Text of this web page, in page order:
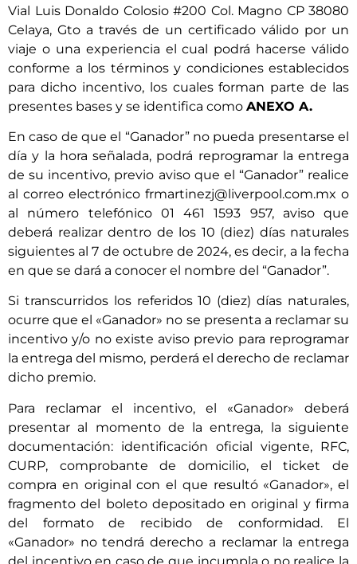
Vial Luis Donaldo Colosio #200 Col. Magno CP 38080
Celaya, Gto a través de un certificado válido por un
viaje o una experiencia el cual podrá hacerse válido
conforme a los términos y condiciones establecidos
para dicho incentivo, los cuales forman parte de las
presentes bases y se identifica como ANEXO A.
En caso de que el “Ganador” no pueda presentarse el
día y la hora señalada, podrá reprogramar la entrega
de su incentivo, previo aviso que el “Ganador” realice
al correo electrónico frmartinezj@liverpool.com.mx o
al número telefónico 01 461 1593 957, aviso que
deberá realizar dentro de los 10 (diez) días naturales
siguientes al 7 de octubre de 2024, es decir, a la fecha
en que se dará a conocer el nombre del “Ganador”.
Si transcurridos los referidos 10 (diez) días naturales,
ocurre que el «Ganador» no se presenta a reclamar su
incentivo y/o no existe aviso previo para reprogramar
la entrega del mismo, perderá el derecho de reclamar
dicho premio.
Para reclamar el incentivo, el «Ganador» deberá
presentar al momento de la entrega, la siguiente
documentación: identificación oficial vigente, RFC,
CURP, comprobante de domicilio, el ticket de
compra en original con el que resultó «Ganador», el
fragmento del boleto depositado en original y firma
del formato de recibido de conformidad. El
«Ganador» no tendrá derecho a reclamar la entrega